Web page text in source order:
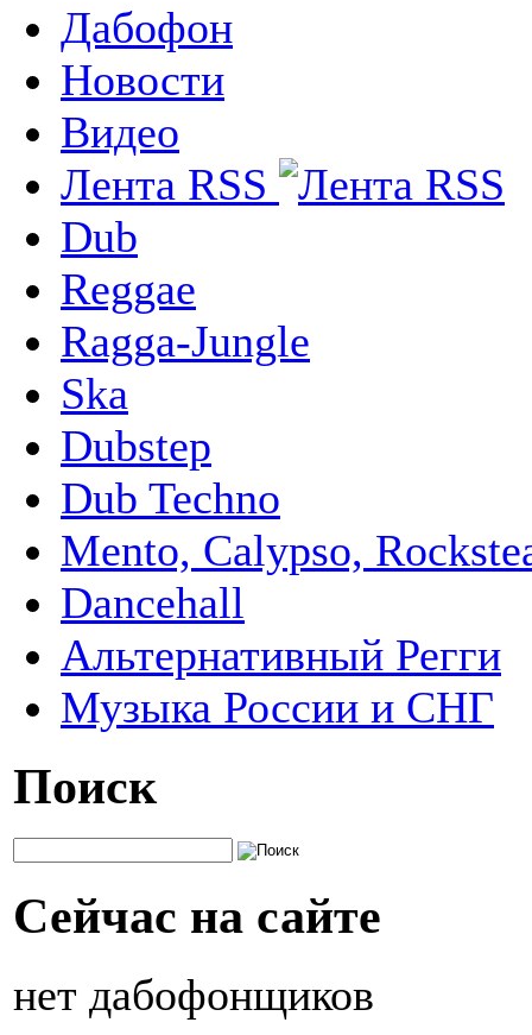
Дабофон
Новости
Видео
Лента RSS
Dub
Reggae
Ragga-Jungle
Ska
Dubstep
Dub Techno
Mento, Calypso,
Dancehall
Альтернативный Регги
Музыка России и СНГ
Поиск
Сейчас на сайте
нет дабофонщиков